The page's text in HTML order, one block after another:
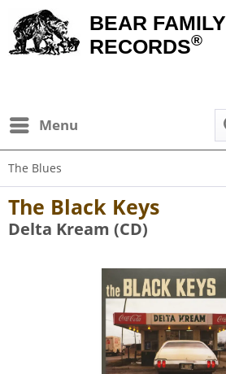
BEAR FAMILY
RECORDS®
Menu
The Blues
The Black Keys
Delta Kream (CD)